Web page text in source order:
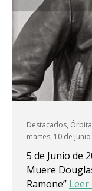
Destacados, Órbita
martes, 10 de
5 de Junio de
Muere
Ramone” Leer